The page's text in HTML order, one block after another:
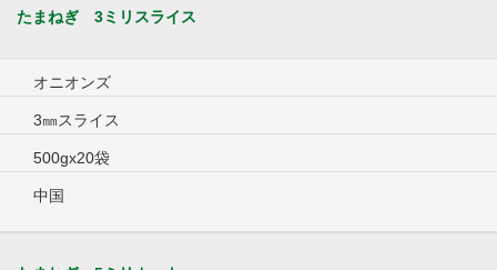
たまねぎ 3ミリスライス
オニオンズ
3㎜スライス
500gx20袋
中国